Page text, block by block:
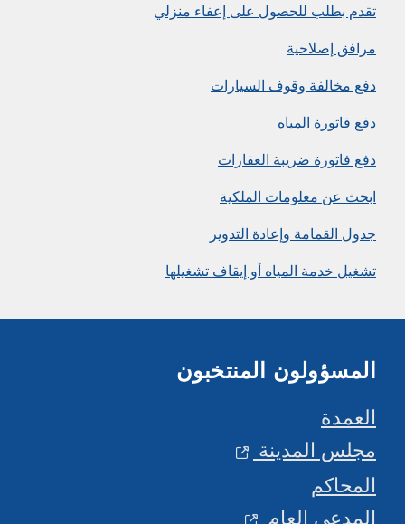
تقدم بطلب للحصول على إعفاء منزلي
مرافق إصلاحية
دفع مخالفة وقوف السيارات
دفع فاتورة المياه
دفع فاتورة ضريبة العقارات
ابحث عن معلومات الملكية
جدول القمامة وإعادة التدوير
تشغيل خدمة المياه أو إيقاف تشغيلها
المسؤولون المنتخبون
العمدة
مجلس المدينة
المحاكم
المدعي العام